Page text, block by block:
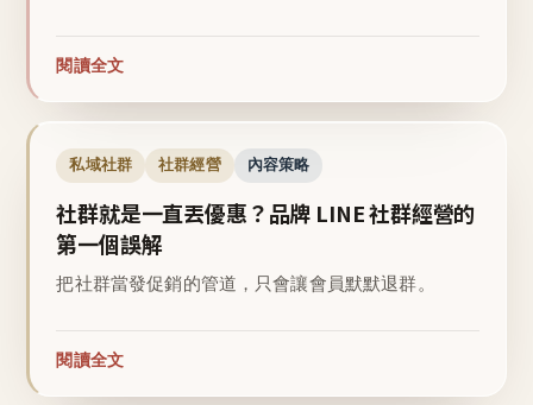
閱讀全文
私域社群 社群經營 內容策略
社群就是一直丟優惠？品牌 LINE 社群經營的
第一個誤解
把社群當發促銷的管道，只會讓會員默默退群。
閱讀全文